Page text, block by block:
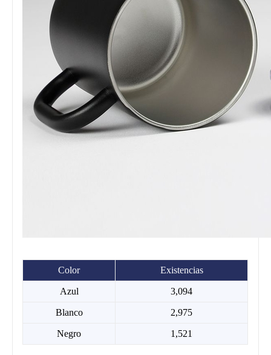
Color Existencias
Azul 3,094
Blanco 2,975
Negro 1,521